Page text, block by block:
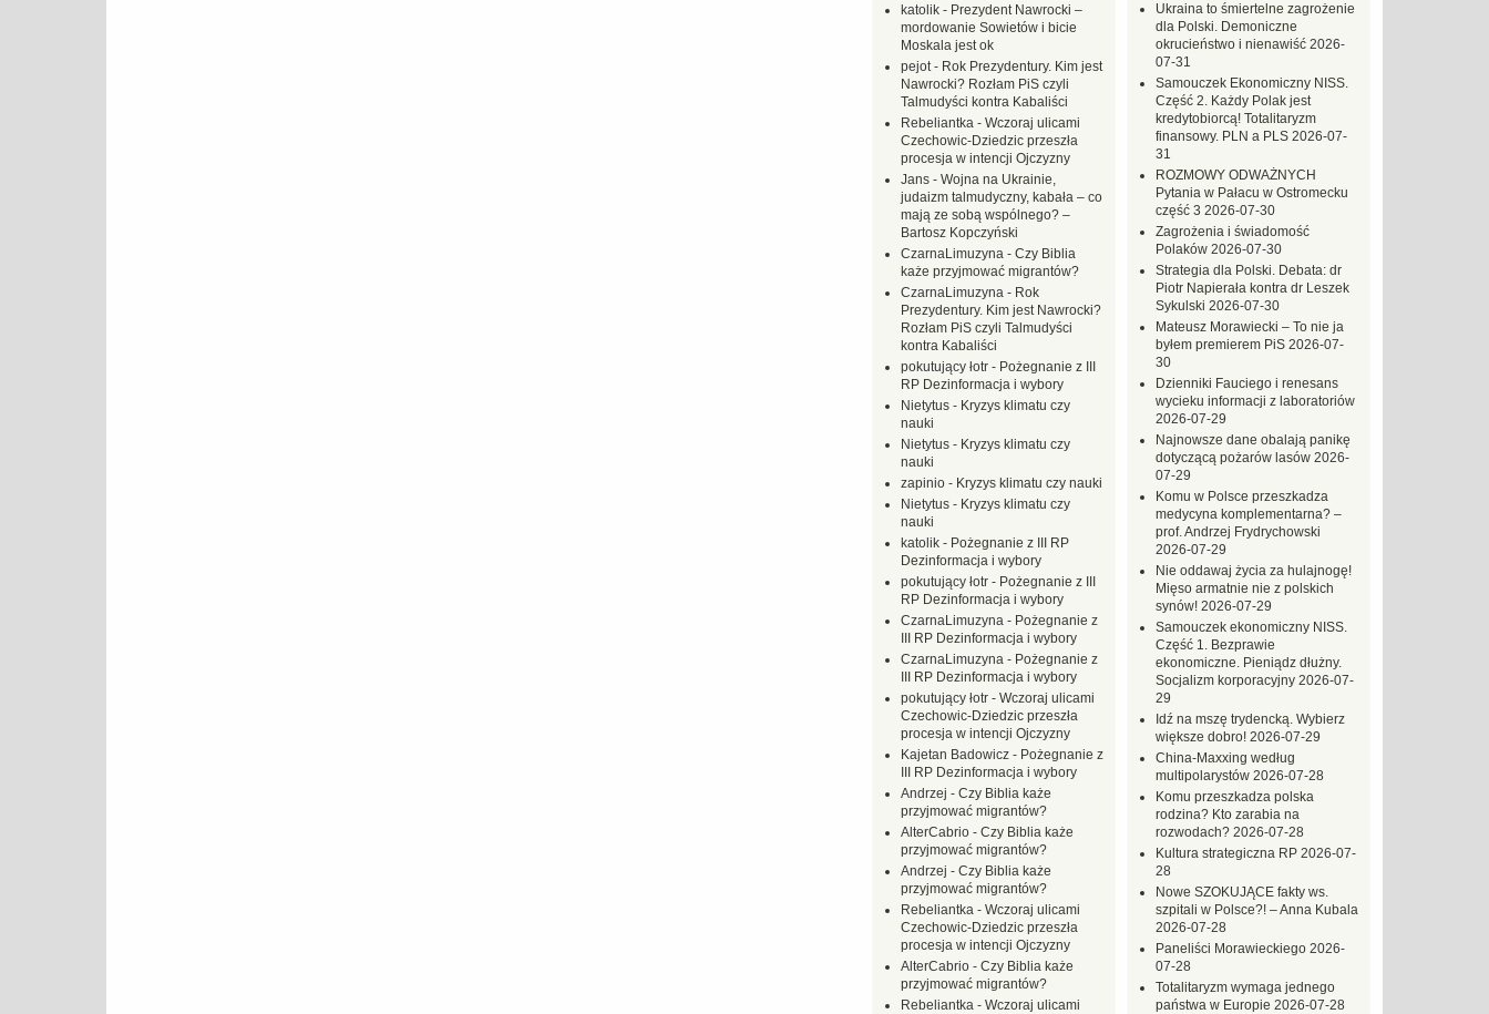
Ukraina to śmiertelne zagrożenie
dla Polski. Demoniczne
okrucieństwo i nienawiść 2026-
07-31
Samouczek Ekonomiczny NISS.
Część 2. Każdy Polak jest
kredytobiorcą! Totalitaryzm
finansowy. PLN a PLS 2026-07-
31
ROZMOWY ODWAŻNYCH
Pytania w Pałacu w Ostromecku
część 3 2026-07-30
Zagrożenia i świadomość
Polaków 2026-07-30
Strategia dla Polski. Debata: dr
Piotr Napierała kontra dr Leszek
Sykulski 2026-07-30
Mateusz Morawiecki – To nie ja
byłem premierem PiS 2026-07-
30
Dzienniki Fauciego i renesans
wycieku informacji z laboratoriów
2026-07-29
Najnowsze dane obalają panikę
dotyczącą pożarów lasów 2026-
07-29
Komu w Polsce przeszkadza
medycyna komplementarna? –
prof. Andrzej Frydrychowski
2026-07-29
Nie oddawaj życia za hulajnogę!
Mięso armatnie nie z polskich
synów! 2026-07-29
Samouczek ekonomiczny NISS.
Część 1. Bezprawie
ekonomiczne. Pieniądz dłużny.
Socjalizm korporacyjny 2026-07-
29
Idź na mszę trydencką. Wybierz
większe dobro! 2026-07-29
China-Maxxing według
multipolarystów 2026-07-28
Komu przeszkadza polska
rodzina? Kto zarabia na
rozwodach? 2026-07-28
Kultura strategiczna RP 2026-07-
28
Nowe SZOKUJĄCE fakty ws.
szpitali w Polsce?! – Anna Kubala
2026-07-28
Paneliści Morawieckiego 2026-
07-28
Totalitaryzm wymaga jednego
państwa w Europie 2026-07-28
katolik - Prezydent Nawrocki –
mordowanie Sowietów i bicie
Moskala jest ok
pejot- Rok Prezydentury. Kim jest
Nawrocki? Rozłam PiS czyli
Talmudyści kontra Kabaliści
Rebeliantka - Wczoraj ulicami
Czechowic-Dziedzic przeszła
procesja w intencji Ojczyzny
Jans - Wojna na Ukrainie,
judaizm talmudyczny, kabała – co
mają ze sobą wspólnego? –
Bartosz Kopczyński
CzarnaLimuzyna - Czy Biblia
każe przyjmować migrantów?
CzarnaLimuzyna - Rok
Prezydentury. Kim jest Nawrocki?
Rozłam PiS czyli Talmudyści
kontra Kabaliści
pokutujący łotr - Pożegnanie z III
RP Dezinformacja i wybory
Nietytus - Kryzys klimatu czy
nauki
Nietytus - Kryzys klimatu czy
nauki
zapinio - Kryzys klimatu czy nauki
Nietytus - Kryzys klimatu czy
nauki
katolik - Pożegnanie z III RP
Dezinformacja i wybory
pokutujący łotr - Pożegnanie z III
RP Dezinformacja i wybory
CzarnaLimuzyna - Pożegnanie z
III RP Dezinformacja i wybory
CzarnaLimuzyna - Pożegnanie z
III RP Dezinformacja i wybory
pokutujący łotr - Wczoraj ulicami
Czechowic-Dziedzic przeszła
procesja w intencji Ojczyzny
Kajetan Badowicz - Pożegnanie z
III RP Dezinformacja i wybory
Andrzej - Czy Biblia każe
przyjmować migrantów?
AlterCabrio - Czy Biblia każe
przyjmować migrantów?
Andrzej - Czy Biblia każe
przyjmować migrantów?
Rebeliantka - Wczoraj ulicami
Czechowic-Dziedzic przeszła
procesja w intencji Ojczyzny
AlterCabrio - Czy Biblia każe
przyjmować migrantów?
Rebeliantka - Wczoraj ulicami